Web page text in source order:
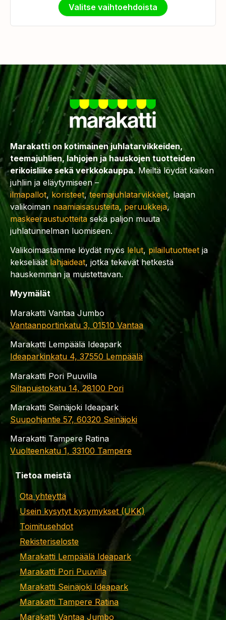
Valitse vaihtoehdoista
Marakatti on kotimainen juhlatarvikkeiden,
teemajuhlien, lahjojen ja hauskojen tuotteiden
erikoisliike sekä verkkokauppa. Meiltä löydät kaiken
juhliin ja eläytymiseen –
ilmapallot, koristeet,teemajuhlatarvikkeet, laajan
valikoiman naamiaisasusteita, peruukkeja,
maskeeraustuotteita sekä paljon muuta
juhlatunnelman luomiseen.
Valikoimastamme löydät myös lelut,pilailutuotteet ja
kekseliäät lahjaideat, jotka tekevät hetkestä
hauskemman ja muistettavan.
Myymälät
Marakatti Vantaa Jumbo
Vantaanportinkatu 3, 01510 Vantaa
Marakatti Lempäälä Ideapark
Ideaparkinkatu 4, 37550 Lempäälä
Marakatti Pori Puuvilla
Siltapuistokatu 14, 28100 Pori
Marakatti Seinäjoki Ideapark
Suupohjantie 57, 60320 Seinäjoki
Marakatti Tampere Ratina
Vuolteenkatu 1, 33100 Tampere
Tietoa meistä
Ota yhteyttä
Usein kysytyt kysymykset (UKK)
Toimitusehdot
Rekisteriseloste
Marakatti Lempäälä Ideapark
Marakatti Pori Puuvilla
Marakatti Seinäjoki Ideapark
Marakatti Tampere Ratina
Marakatti Vantaa Jumbo